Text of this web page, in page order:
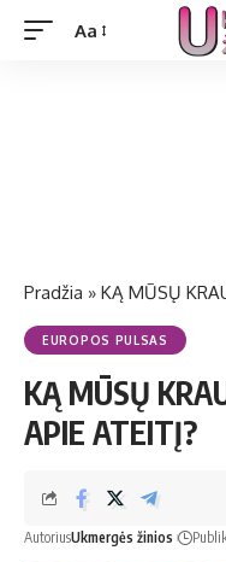
Aa
Pradžia » KĄ MŪSŲ
EUROPOS PULSAS
KĄ MŪSŲ
APIE ATEITĮ?
AutoriusUkmergės žinios